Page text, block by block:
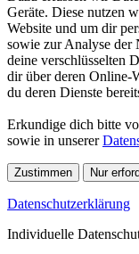
Geräte. Diese nutzen
Website und um dir
sowie zur Analyse der
deine verschlüsselten
dir über deren Online-
du deren Dienste
Erkundige dich bitte
sowie in unserer
Zustimmen Nur
Datenschutzerklärung
Individuelle